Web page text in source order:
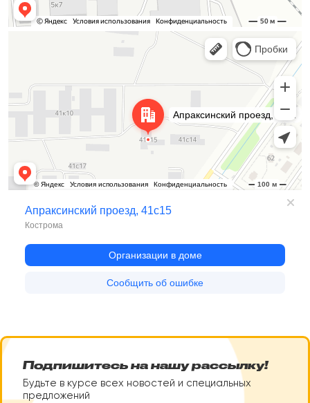
Подпишитесь на нашу рассылку!
Будьте в курсе всех новостей и специальных
предложений